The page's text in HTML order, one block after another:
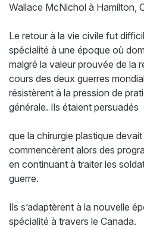
Wallace McNichol à Hamilton,
Le retour à la vie civile fut
spécialité à une époque où
malgré la valeur prouvée de la
cours des deux guerres
résistèrent à la pression de
générale. Ils étaient persuadés
que la chirurgie plastique
commencèrent alors des
en continuant à traiter les
guerre.
Ils s’adaptèrent à la nouvelle
spécialité à travers le Canada.